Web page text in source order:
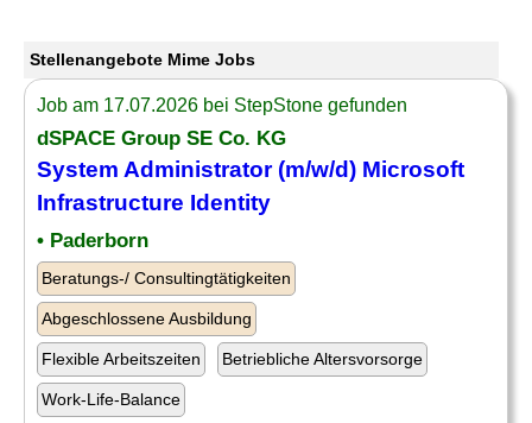
Stellenangebote Mime Jobs
Job am 17.07.2026 bei StepStone gefunden
dSPACE Group SE Co. KG
System Administrator (m/w/d) Microsoft
Infrastructure Identity
• Paderborn
Beratungs-/ Consultingtätigkeiten
Abgeschlossene Ausbildung
Flexible Arbeitszeiten Betriebliche Altersvorsorge
Work-Life-Balance